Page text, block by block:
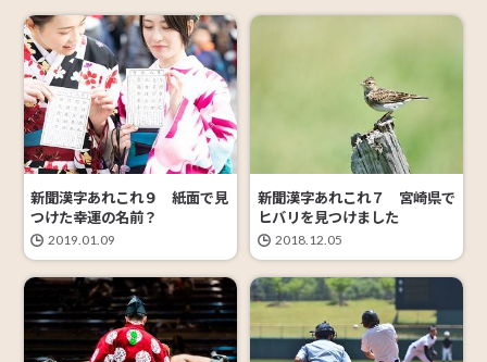
新聞漢字あれこれ９ 紙面で見
つけた幸運の名前？
2019.01.09
新聞漢字あれこれ７ 宮崎県で
ヒバリを見つけました
2018.12.05